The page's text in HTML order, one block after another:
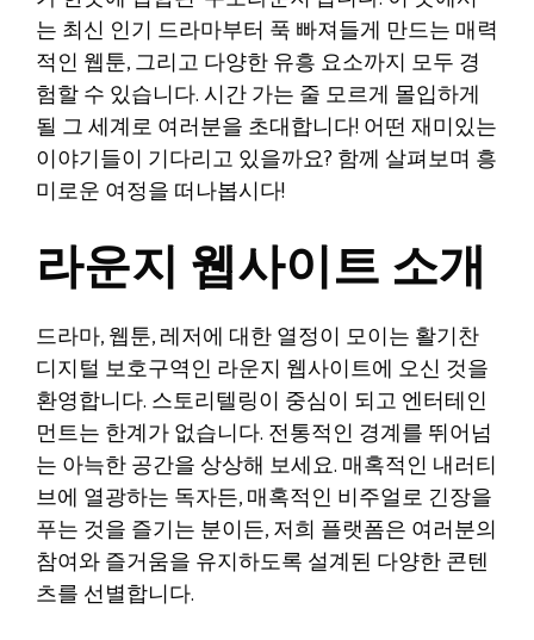
는 최신 인기 드라마부터 푹 빠져들게 만드는 매력
적인 웹툰, 그리고 다양한 유흥 요소까지 모두 경
험할 수 있습니다. 시간 가는 줄 모르게 몰입하게
될 그 세계로 여러분을 초대합니다! 어떤 재미있는
이야기들이 기다리고 있을까요? 함께 살펴보며 흥
미로운 여정을 떠나봅시다!
라운지 웹사이트 소개
드라마, 웹툰, 레저에 대한 열정이 모이는 활기찬
디지털 보호구역인 라운지 웹사이트에 오신 것을
환영합니다. 스토리텔링이 중심이 되고 엔터테인
먼트는 한계가 없습니다. 전통적인 경계를 뛰어넘
는 아늑한 공간을 상상해 보세요. 매혹적인 내러티
브에 열광하는 독자든, 매혹적인 비주얼로 긴장을
푸는 것을 즐기는 분이든, 저희 플랫폼은 여러분의
참여와 즐거움을 유지하도록 설계된 다양한 콘텐
츠를 선별합니다.